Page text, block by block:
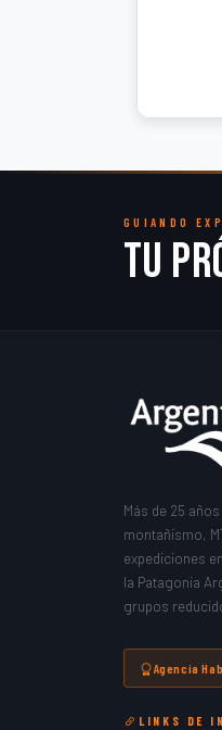
GUIANDO
Tu
Más de 25
montañismo,
expediciones
la Patagonia
grupos
Agencia
LINKS DE